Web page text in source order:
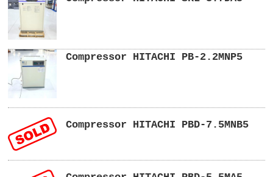
Compressor HITACHI PB-2.2MNP5
Compressor HITACHI PBD-7.5MNB5